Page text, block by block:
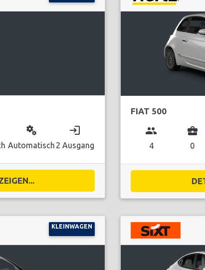
miscellaneous_services
Automatisch
login
2 Ausgang
FIAT 500
group
4
business_center
0
KLEINWAGEN